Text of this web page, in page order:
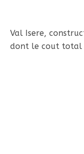
Val Isere,
dont le cout total